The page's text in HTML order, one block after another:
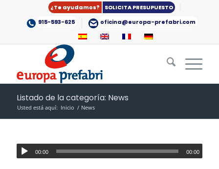
¿Te ayudamos?
SOLICITA PRESUPUESTO
915-593-625
oficina@europa-prefabri.com
Listado de la categoría: News
Usted está aquí: Inicio / News
00:00 00:00